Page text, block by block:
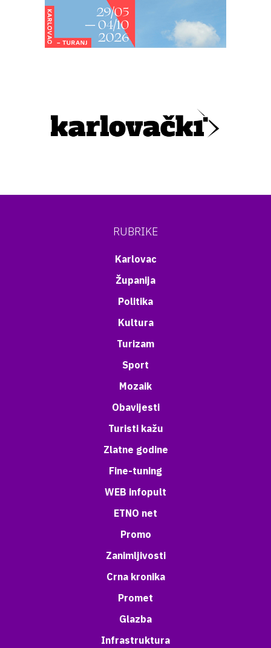
RUBRIKE
Karlovac
Županija
Politika
Kultura
Turizam
Sport
Mozaik
Obavijesti
Turisti kažu
Zlatne godine
Fine-tuning
WEB infopult
ETNO net
Promo
Zanimljivosti
Crna kronika
Promet
Glazba
Infrastruktura